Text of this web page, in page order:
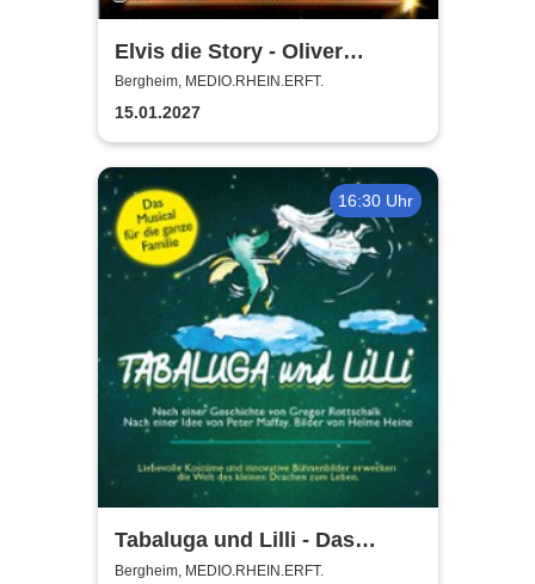
Elvis die Story - Oliver
Steinhoff + Band
Bergheim, MEDIO.RHEIN.ERFT.
15.01.2027
16:30 Uhr
Tabaluga und Lilli - Das
drachenstarke Musical für die
Bergheim, MEDIO.RHEIN.ERFT.